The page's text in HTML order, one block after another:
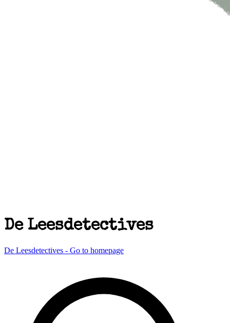
De Leesdetectives
De Leesdetectives - Go to homepage